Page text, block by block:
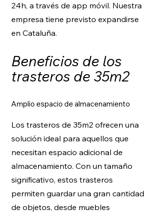
24h, a través de app móvil. Nuestra
empresa tiene previsto expandirse
en Cataluña.
Beneficios de los
trasteros de 35m2
Amplio espacio de almacenamiento
Los trasteros de 35m2 ofrecen una
solución ideal para aquellos que
necesitan espacio adicional de
almacenamiento. Con un tamaño
significativo, estos trasteros
permiten guardar una gran cantidad
de objetos, desde muebles